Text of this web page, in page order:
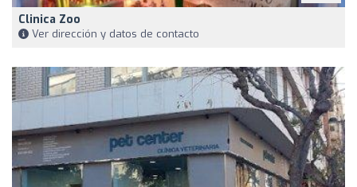
Clinica Zoo
Ver dirección y datos de contacto